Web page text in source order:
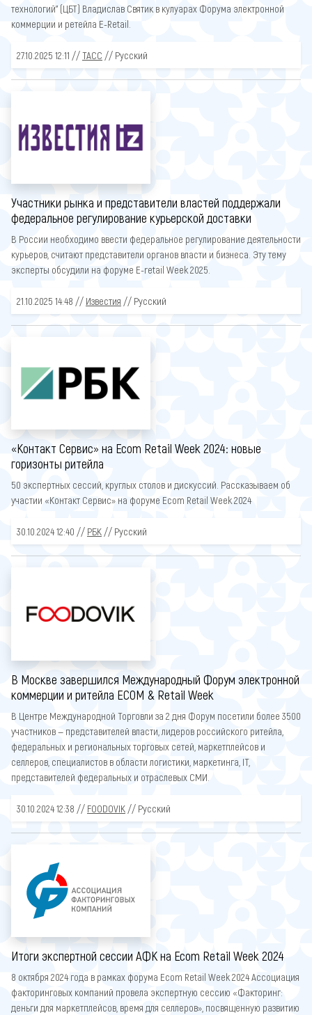
технологий" (ЦБТ) Владислав Святик в кулуарах Форума электронной
коммерции и ретейла E-Retail.
27.10.2025 12:11 //ТАСС // Русский
Участники рынка и представители властей поддержали
федеральное регулирование курьерской доставки
В России необходимо ввести федеральное регулирование деятельности
курьеров, считают представители органов власти и бизнеса. Эту тему
эксперты обсудили на форуме E-retail Week 2025.
21.10.2025 14:48 // Известия // Русский
«Контакт Сервис» на Ecom Retail Week 2024: новые
горизонты ритейла
50 экспертных сессий, круглых столов и дискуссий. Рассказываем об
участии «Контакт Сервис» на форуме Ecom Retail Week 2024
30.10.2024 12:40 // РБК // Русский
В Москве завершился Международный Форум электронной
коммерции и ритейла ECOM & Retail Week
В Центре Международной Торговли за 2 дня Форум посетили более 3500
участников — представителей власти, лидеров российского ритейла,
федеральных и региональных торговых сетей, маркетплейсов и
селлеров, специалистов в области логистики, маркетинга, IT,
представителей федеральных и отраслевых СМИ.
30.10.2024 12:38 // FOODOVIK // Русский
Итоги экспертной сессии АФК на Ecom Retail Week 2024
8 октября 2024 года в рамках форума Ecom Retail Week 2024 Ассоциация
факторинговых компаний провела экспертную сессию «Факторинг:
деньги для маркетплейсов, время для селлеров», посвященную развитию